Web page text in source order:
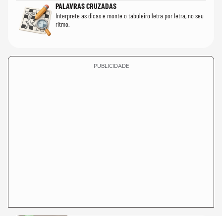
PALAVRAS CRUZADAS
Interprete as dicas e monte o tabuleiro letra por letra, no seu
ritmo.
PUBLICIDADE